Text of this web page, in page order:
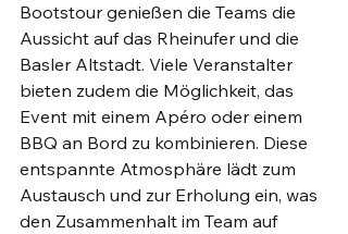
Bootstour genießen die Teams die
Aussicht auf das Rheinufer und die
Basler Altstadt. Viele Veranstalter
bieten zudem die Möglichkeit, das
Event mit einem Apéro oder einem
BBQ an Bord zu kombinieren. Diese
entspannte Atmosphäre lädt zum
Austausch und zur Erholung ein, was
den Zusammenhalt im Team auf